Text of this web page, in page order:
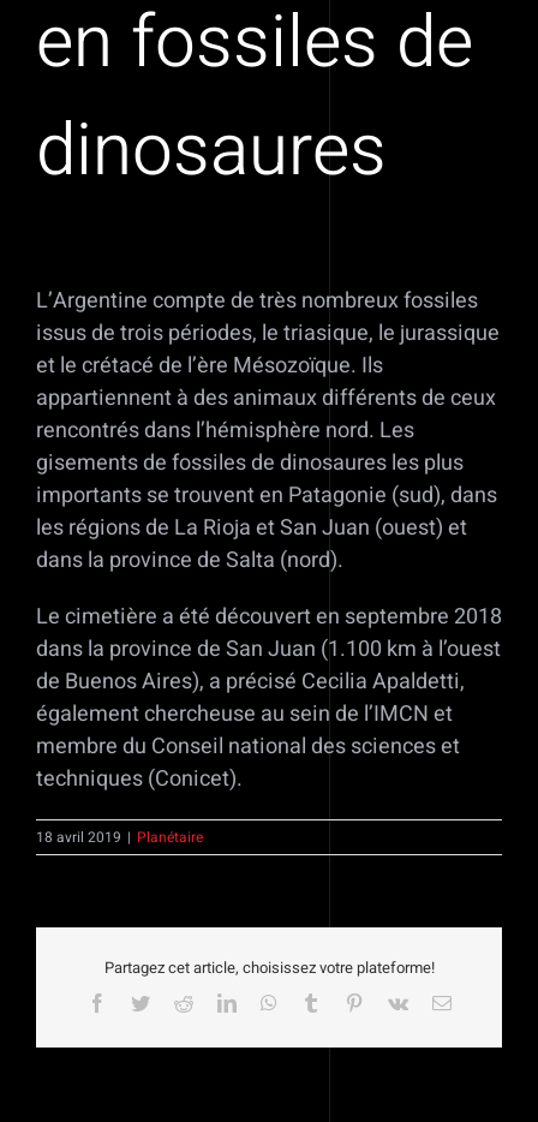
en fossiles de
dinosaures
L’Argentine compte de très nombreux fossiles
issus de trois périodes, le triasique, le jurassique
et le crétacé de l’ère Mésozoïque. Ils
appartiennent à des animaux différents de ceux
rencontrés dans l’hémisphère nord. Les
gisements de fossiles de dinosaures les plus
importants se trouvent en Patagonie (sud), dans
les régions de La Rioja et San Juan (ouest) et
dans la province de Salta (nord).
Le cimetière a été découvert en septembre 2018
dans la province de San Juan (1.100 km à l’ouest
de Buenos Aires), a précisé Cecilia Apaldetti,
également chercheuse au sein de l’IMCN et
membre du Conseil national des sciences et
techniques (Conicet).
18 avril 2019 | Planétaire
Partagez cet article, choisissez votre plateforme!
Facebook
TwitterRedditLinkedInWhatsApp
Tumblr Pinterest
Vk Email